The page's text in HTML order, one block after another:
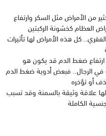
من الأمراض مثل السكر وارتفاع
العظام كخشونة الركبتين
كل هذه الأمراض لها تأثيرات
ضغط الدم قد يكون هو
الرجال.. فبعض أدوية ضغط الدم
أو تؤخره
علاقة وثيقة بالسمنة وقد تسبب
الكاملة